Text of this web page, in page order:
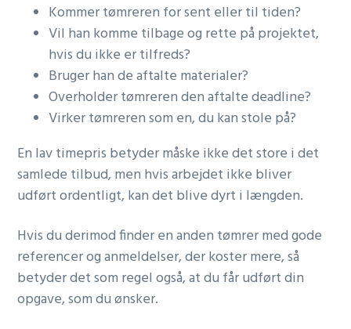
Kommer tømreren for sent eller til tiden?
Vil han komme tilbage og rette på projektet,
hvis du ikke er tilfreds?
Bruger han de aftalte materialer?
Overholder tømreren den aftalte deadline?
Virker tømreren som en, du kan stole på?
En lav timepris betyder måske ikke det store i det
samlede tilbud, men hvis arbejdet ikke bliver
udført ordentligt, kan det blive dyrt i længden.
Hvis du derimod finder en anden tømrer med gode
referencer og anmeldelser, der koster mere, så
betyder det som regel også, at du får udført din
opgave, som du ønsker.